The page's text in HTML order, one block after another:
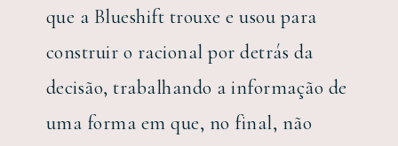
que a Blueshift trouxe e usou para
construir o racional por detrás da
decisão, trabalhando a informação de
uma forma em que, no final, não